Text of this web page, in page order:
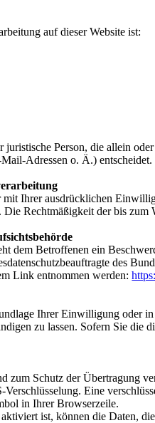
auf dieser Website ist:
Person, die allein
Adressen o. Ä.) entscheidet.
mit Ihrer ausdrücklichen
Rechtmäßigkeit der bis
dem Betroffenen ein
des
Link entnommen werden:
Ihrer Einwilligung oder
zu lassen. Sofern Sie
zum Schutz der Übertragung
Eine
in Ihrer Browserzeile.
ist, können die Daten,